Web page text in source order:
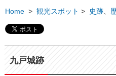
Home > 観光スポット > 史跡
九戸城跡